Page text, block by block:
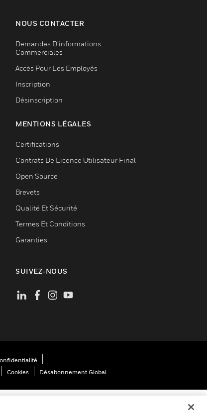
NOUS CONTACTER
Demandes D’informations
Commerciales
Accès Pour Les Employés
Inscription
Désinscription
MENTIONS LÉGALES
Certifications
Contrats De Licence Utilisateur Final
Open Source
Brevets
Qualité Et Sécurité
Termes Et Conditions
Garanties
SUIVEZ-NOUS
Cookies Désabonnement Global